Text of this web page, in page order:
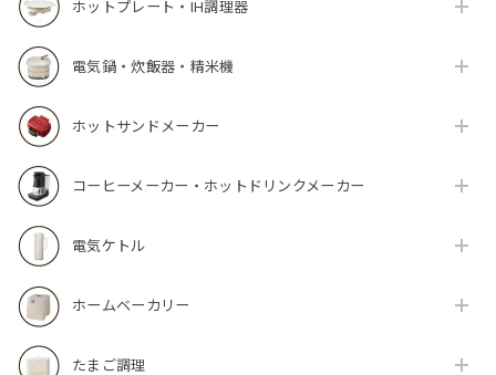
ホットプレート・IH調理器
電気鍋・炊飯器・精米機
ホットサンドメーカー
コーヒーメーカー・ホットドリンクメーカー
電気ケトル
ホームベーカリー
たまご調理